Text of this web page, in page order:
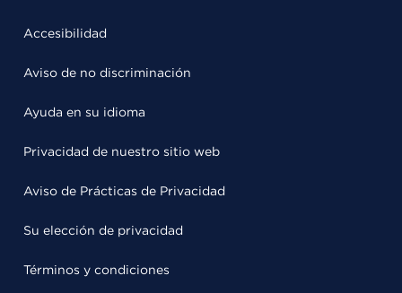
Accesibilidad
Aviso de no discriminación
Ayuda en su idioma
Privacidad de nuestro sitio web
Aviso de Prácticas de Privacidad
Su elección de privacidad
Términos y condiciones